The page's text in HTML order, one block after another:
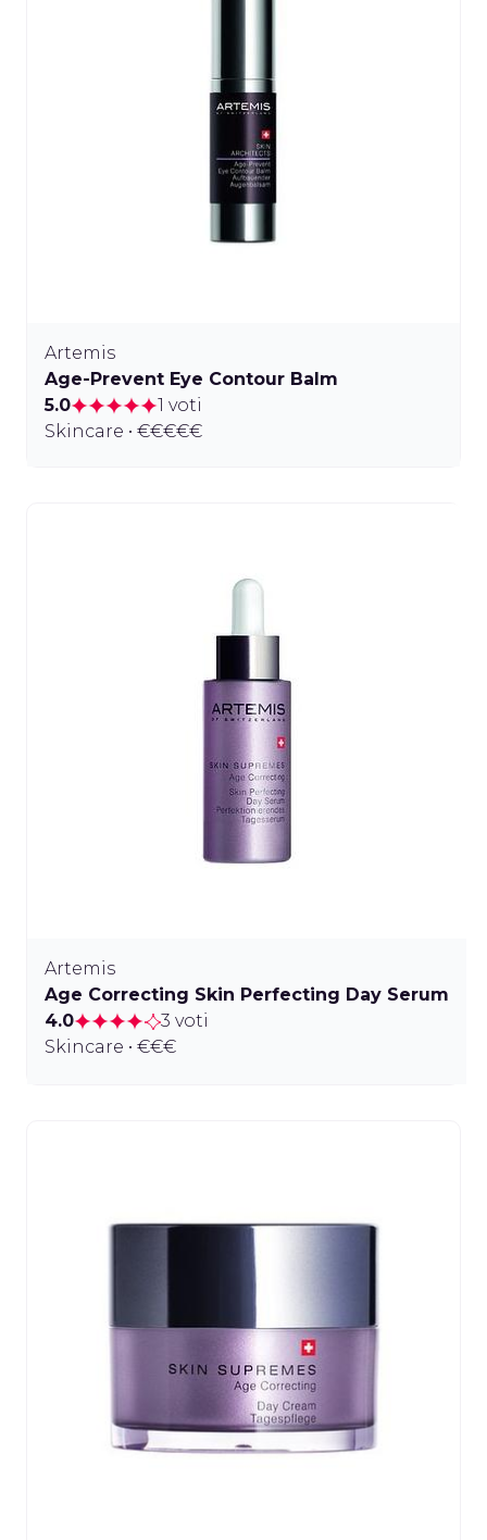
Artemis
Age-Prevent Eye Contour Balm
5.0
1 voti
Skincare • €€€€€
Artemis
Age Correcting Skin Perfecting Day Serum
4.0
3 voti
Skincare • €€€